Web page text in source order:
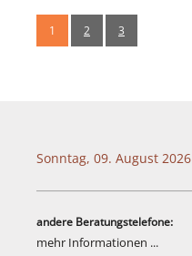
Links
1 2 3
Sonntag, 09. August 2026
andere Beratungstelefone:
mehr Informationen ...